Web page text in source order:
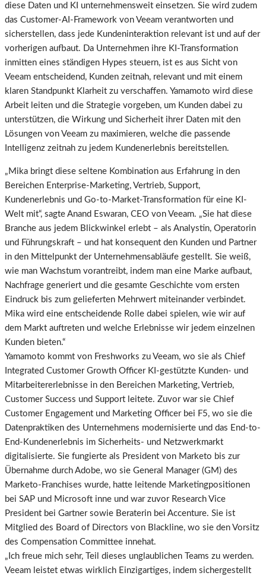
diese Daten und KI unternehmensweit einsetzen. Sie wird zudem
das Customer-AI-Framework von Veeam verantworten und
sicherstellen, dass jede Kundeninteraktion relevant ist und auf der
vorherigen aufbaut. Da Unternehmen ihre KI-Transformation
inmitten eines ständigen Hypes steuern, ist es aus Sicht von
Veeam entscheidend, Kunden zeitnah, relevant und mit einem
klaren Standpunkt Klarheit zu verschaffen. Yamamoto wird diese
Arbeit leiten und die Strategie vorgeben, um Kunden dabei zu
unterstützen, die Wirkung und Sicherheit ihrer Daten mit den
Lösungen von Veeam zu maximieren, welche die passende
Intelligenz zeitnah zu jedem Kundenerlebnis bereitstellen.
„Mika bringt diese seltene Kombination aus Erfahrung in den
Bereichen Enterprise-Marketing, Vertrieb, Support,
Kundenerlebnis und Go-to-Market-Transformation für eine KI-
Welt mit“, sagte Anand Eswaran, CEO von Veeam. „Sie hat diese
Branche aus jedem Blickwinkel erlebt – als Analystin, Operatorin
und Führungskraft – und hat konsequent den Kunden und Partner
in den Mittelpunkt der Unternehmensabläufe gestellt. Sie weiß,
wie man Wachstum vorantreibt, indem man eine Marke aufbaut,
Nachfrage generiert und die gesamte Geschichte vom ersten
Eindruck bis zum gelieferten Mehrwert miteinander verbindet.
Mika wird eine entscheidende Rolle dabei spielen, wie wir auf
dem Markt auftreten und welche Erlebnisse wir jedem einzelnen
Kunden bieten.“
Yamamoto kommt von Freshworks zu Veeam, wo sie als Chief
Integrated Customer Growth Officer KI-gestützte Kunden- und
Mitarbeitererlebnisse in den Bereichen Marketing, Vertrieb,
Customer Success und Support leitete. Zuvor war sie Chief
Customer Engagement und Marketing Officer bei F5, wo sie die
Datenpraktiken des Unternehmens modernisierte und das End-to-
End-Kundenerlebnis im Sicherheits- und Netzwerkmarkt
digitalisierte. Sie fungierte als President von Marketo bis zur
Übernahme durch Adobe, wo sie General Manager (GM) des
Marketo-Franchises wurde, hatte leitende Marketingpositionen
bei SAP und Microsoft inne und war zuvor Research Vice
President bei Gartner sowie Beraterin bei Accenture. Sie ist
Mitglied des Board of Directors von Blackline, wo sie den Vorsitz
des Compensation Committee innehat.
„Ich freue mich sehr, Teil dieses unglaublichen Teams zu werden.
Veeam leistet etwas wirklich Einzigartiges, indem sichergestellt